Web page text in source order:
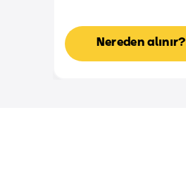
Nereden alınır?